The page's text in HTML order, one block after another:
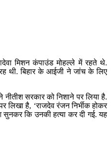
मिशन कंपाउंड मोहल्ले में रहते थे.
थी. बिहार के आईजी ने जांच के लिए
नीतीश सरकार को निशाने पर लिया है.
लिखा है, ‘राजदेव रंजन निर्भीक होकर
कि उनकी हत्या कर दी गई. यह